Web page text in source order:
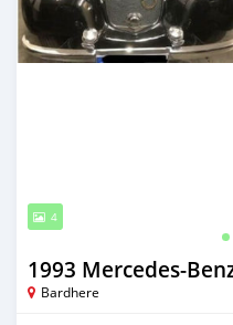
4
1993 Mercedes-
Bardhere